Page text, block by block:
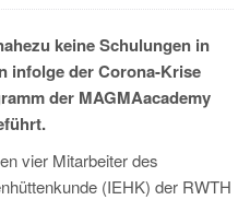
keine Schulungen in
infolge der Corona-Krise
der MAGMAacademy
vier Mitarbeiter des
(IEHK) der RWTH